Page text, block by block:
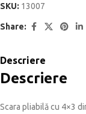
SKU: 13007
Share:
Descriere
Descriere
Scara pliabilă cu 4×3